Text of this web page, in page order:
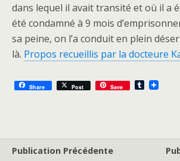
dans lequel il avait transité et où il a
été condamné à 9 mois
sa peine, on l’a conduit en plein
là. Propos recueillis par la docteure
Share Post Save T
Publication Précédente